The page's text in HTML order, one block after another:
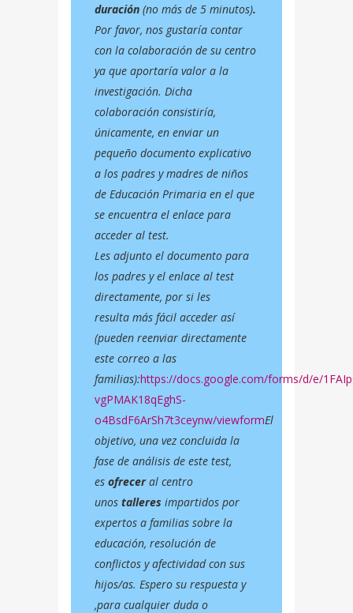
duración (no más de 5 minutos).
Por favor, nos gustaría contar
con la colaboración de su centro
ya que aportaría valor a la
investigación. Dicha
colaboración consistiría,
únicamente, en enviar un
pequeño documento explicativo
a los padres y madres de niños
de Educación Primaria en el que
se encuentra el enlace para
acceder al test.
Les adjunto el documento para
los padres y el enlace al test
directamente, por si les
resulta más fácil acceder así
(pueden reenviar directamente
este correo a las
familias):https://docs.google.com/forms/d/e/
vgPMAK18qEghS-
o4BsdF6ArSh7t3ceynw/viewformEl
objetivo, una vez concluida la
fase de análisis de este test,
es ofreceral centro
unos talleres impartidos por
expertos a familias sobre la
educación, resolución de
conflictos y afectividad con sus
hijos/as. Espero su respuesta y
,para cualquier duda o